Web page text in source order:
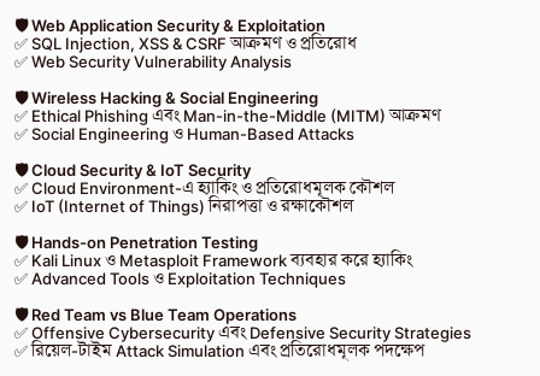
🛡️ Web Application Security & Exploitation
✅ SQL Injection, XSS & CSRF আক্রমণ ও প্রতিরোধ
✅ Web Security Vulnerability Analysis
🛡️ Wireless Hacking & Social Engineering
✅ Ethical Phishing এবং Man-in-the-Middle (MITM) আক্রমণ
✅ Social Engineering ও Human-Based Attacks
🛡️ Cloud Security & IoT Security
✅ Cloud Environment-এ হ্যাকিং ও প্রতিরোধমূলক কৌশল
✅ IoT (Internet of Things) নিরাপত্তা ও রক্ষাকৌশল
🛡️ Hands-on Penetration Testing
✅ Kali Linux ও Metasploit Framework ব্যবহার করে হ্যাকিং
✅ Advanced Tools ও Exploitation Techniques
🛡️ Red Team vs Blue Team Operations
✅ Offensive Cybersecurity এবং Defensive Security Strategies
✅ রিয়েল-টাইম Attack Simulation এবং প্রতিরোধমূলক পদক্ষেপ